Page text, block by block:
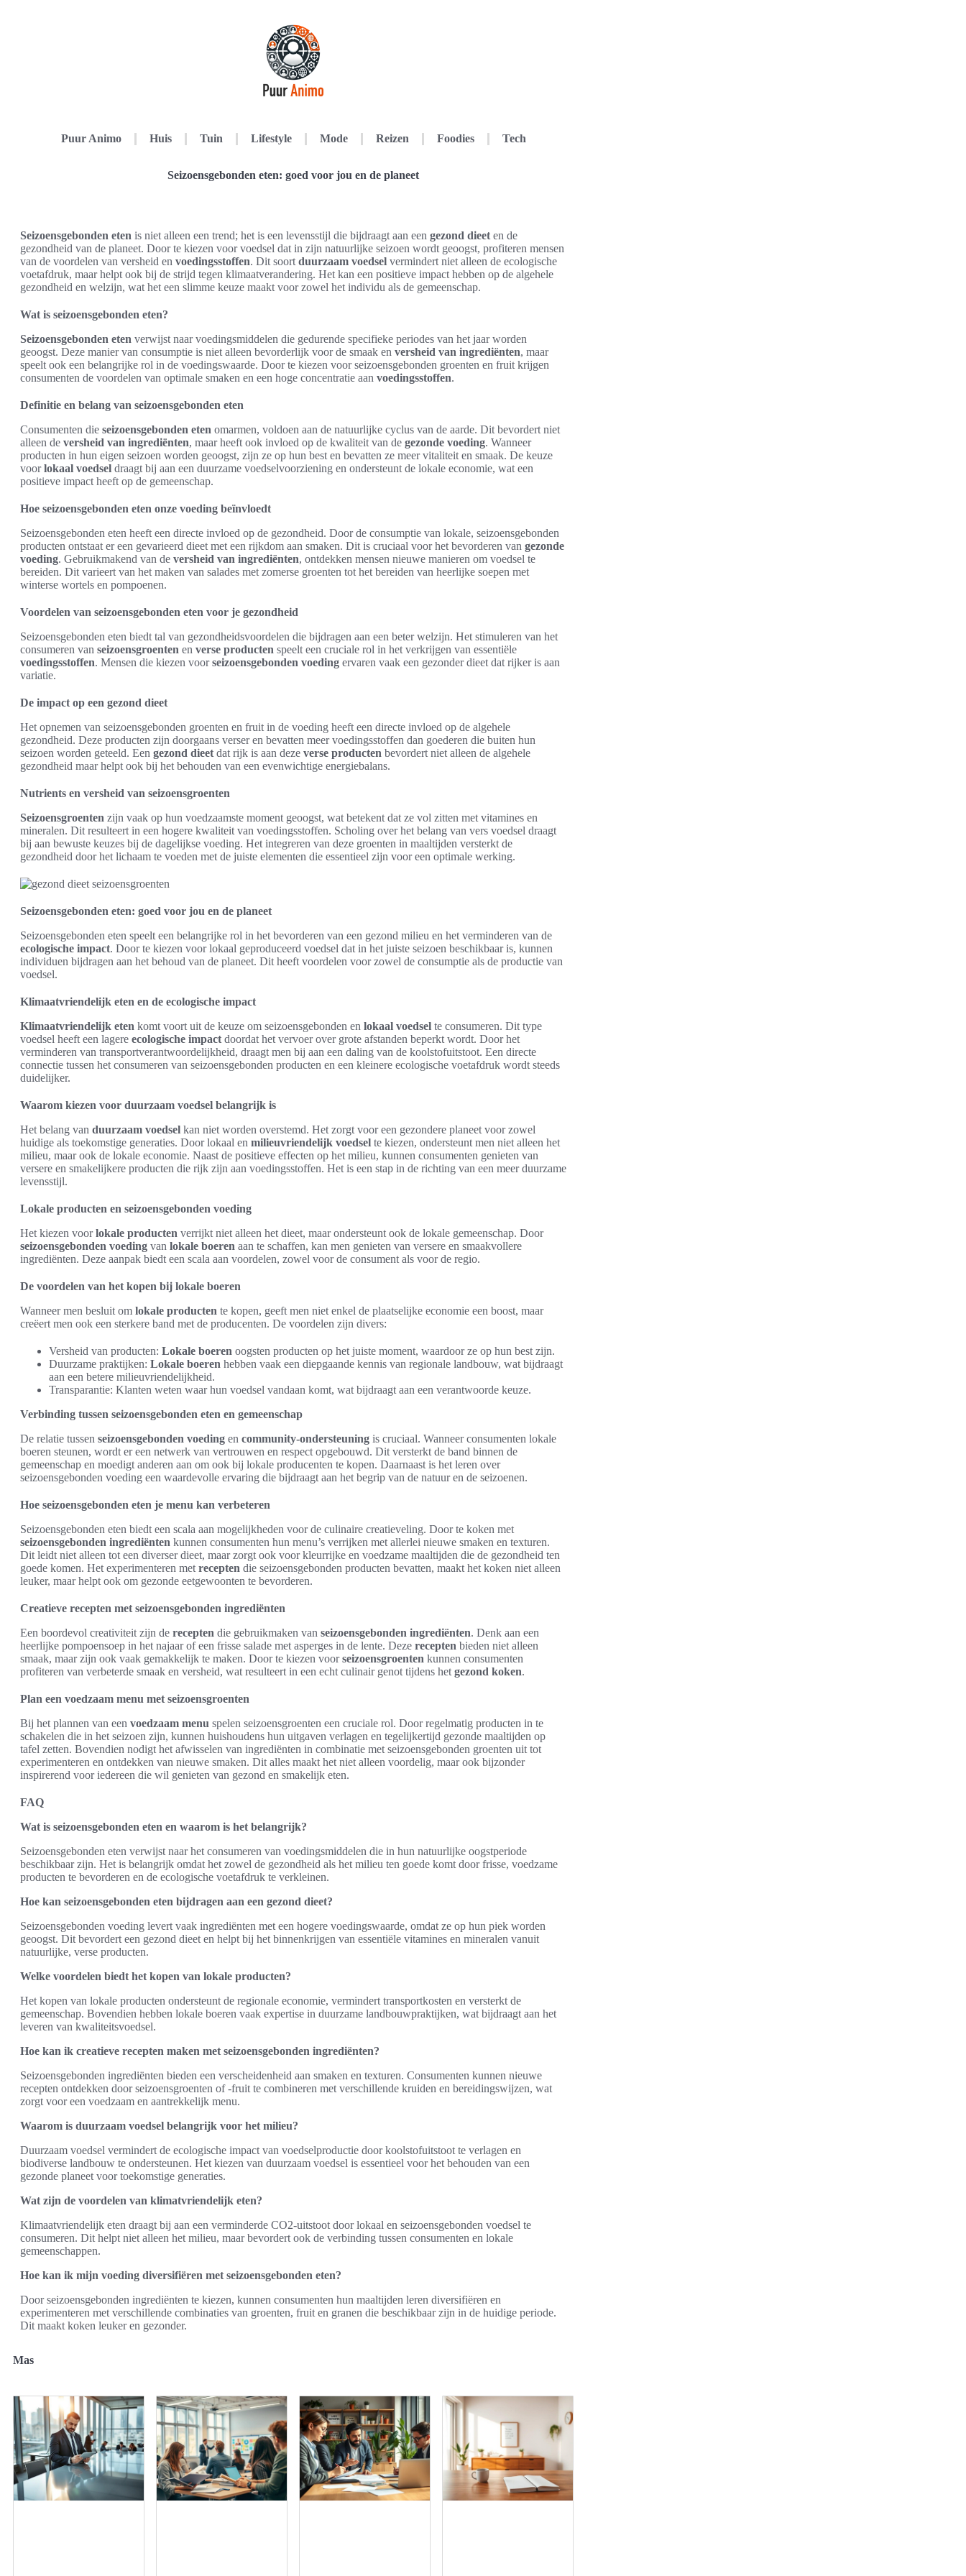
Puur Animo Huis Tuin Lifestyle Mode Reizen Foodies Tech
Seizoensgebonden eten: goed voor jou en de planeet
Seizoensgebonden eten is niet alleen een trend; het is een levensstijl die bijdraagt aan een gezond dieet en de
gezondheid van de planeet. Door te kiezen voor voedsel dat in zijn natuurlijke seizoen wordt geoogst, profiteren mensen
van de voordelen van versheid en voedingsstoffen. Dit soort duurzaam voedsel vermindert niet alleen de ecologische
voetafdruk, maar helpt ook bij de strijd tegen klimaatverandering. Het kan een positieve impact hebben op de algehele
gezondheid en welzijn, wat het een slimme keuze maakt voor zowel het individu als de gemeenschap.
Wat is seizoensgebonden eten?
Seizoensgebonden eten verwijst naar voedingsmiddelen die gedurende specifieke periodes van het jaar worden
geoogst. Deze manier van consumptie is niet alleen bevorderlijk voor de smaak en versheid van ingrediënten, maar
speelt ook een belangrijke rol in de voedingswaarde. Door te kiezen voor seizoensgebonden groenten en fruit krijgen
consumenten de voordelen van optimale smaken en een hoge concentratie aan voedingsstoffen.
Definitie en belang van seizoensgebonden eten
Consumenten die seizoensgebonden eten omarmen, voldoen aan de natuurlijke cyclus van de aarde. Dit bevordert niet
alleen de versheid van ingrediënten, maar heeft ook invloed op de kwaliteit van de gezonde voeding. Wanneer
producten in hun eigen seizoen worden geoogst, zijn ze op hun best en bevatten ze meer vitaliteit en smaak. De keuze
voorlokaal voedsel draagt bij aan een duurzame voedselvoorziening en ondersteunt de lokale economie, wat een
positieve impact heeft op de gemeenschap.
Hoe seizoensgebonden eten onze voeding beïnvloedt
Seizoensgebonden eten heeft een directe invloed op de gezondheid. Door de consumptie van lokale, seizoensgebonden
producten ontstaat er een gevarieerd dieet met een rijkdom aan smaken. Dit is cruciaal voor het bevorderen van gezonde
voeding. Gebruikmakend van de versheid van ingrediënten, ontdekken mensen nieuwe manieren om voedsel te
bereiden. Dit varieert van het maken van salades met zomerse groenten tot het bereiden van heerlijke soepen met
winterse wortels en pompoenen.
Voordelen van seizoensgebonden eten voor je gezondheid
Seizoensgebonden eten biedt tal van gezondheidsvoordelen die bijdragen aan een beter welzijn. Het stimuleren van het
consumeren van seizoensgroenten en verse producten speelt een cruciale rol in het verkrijgen van essentiële
voedingsstoffen. Mensen die kiezen voorseizoensgebonden voeding ervaren vaak een gezonder dieet dat rijker is aan
variatie.
De impact op een gezond dieet
Het opnemen van seizoensgebonden groenten en fruit in de voeding heeft een directe invloed op de algehele
gezondheid. Deze producten zijn doorgaans verser en bevatten meer voedingsstoffen dan goederen die buiten hun
seizoen worden geteeld. Een gezond dieet dat rijk is aan deze verse producten bevordert niet alleen de algehele
gezondheid maar helpt ook bij het behouden van een evenwichtige energiebalans.
Nutrients en versheid van seizoensgroenten
Seizoensgroenten zijn vaak op hun voedzaamste moment geoogst, wat betekent dat ze vol zitten met vitamines en
mineralen. Dit resulteert in een hogere kwaliteit van voedingsstoffen. Scholing over het belang van vers voedsel draagt
bij aan bewuste keuzes bij de dagelijkse voeding. Het integreren van deze groenten in maaltijden versterkt de
gezondheid door het lichaam te voeden met de juiste elementen die essentieel zijn voor een optimale werking.
Seizoensgebonden eten: goed voor jou en de planeet
Seizoensgebonden eten speelt een belangrijke rol in het bevorderen van een gezond milieu en het verminderen van de
ecologische impact. Door te kiezen voor lokaal geproduceerd voedsel dat in het juiste seizoen beschikbaar is, kunnen
individuen bijdragen aan het behoud van de planeet. Dit heeft voordelen voor zowel de consumptie als de productie van
voedsel.
Klimaatvriendelijk eten en de ecologische impact
Klimaatvriendelijk eten komt voort uit de keuze om seizoensgebonden en lokaal voedsel te consumeren. Dit type
voedsel heeft een lagere ecologische impact doordat het vervoer over grote afstanden beperkt wordt. Door het
verminderen van transportverantwoordelijkheid, draagt men bij aan een daling van de koolstofuitstoot. Een directe
connectie tussen het consumeren van seizoensgebonden producten en een kleinere ecologische voetafdruk wordt steeds
duidelijker.
Waarom kiezen voor duurzaam voedsel belangrijk is
Het belang van duurzaam voedsel kan niet worden overstemd. Het zorgt voor een gezondere planeet voor zowel
huidige als toekomstige generaties. Door lokaal en milieuvriendelijk voedsel te kiezen, ondersteunt men niet alleen het
milieu, maar ook de lokale economie. Naast de positieve effecten op het milieu, kunnen consumenten genieten van
versere en smakelijkere producten die rijk zijn aan voedingsstoffen. Het is een stap in de richting van een meer duurzame
levensstijl.
Lokale producten en seizoensgebonden voeding
Het kiezen voorlokale producten verrijkt niet alleen het dieet, maar ondersteunt ook de lokale gemeenschap. Door
seizoensgebonden voeding van lokale boeren aan te schaffen, kan men genieten van versere en smaakvollere
ingrediënten. Deze aanpak biedt een scala aan voordelen, zowel voor de consument als voor de regio.
De voordelen van het kopen bij lokale boeren
Wanneer men besluit om lokale producten te kopen, geeft men niet enkel de plaatselijke economie een boost, maar
creëert men ook een sterkere band met de producenten. De voordelen zijn divers:
Versheid van producten: Lokale boeren oogsten producten op het juiste moment, waardoor ze op hun best zijn.
Duurzame praktijken: Lokale boeren hebben vaak een diepgaande kennis van regionale landbouw, wat bijdraagt
aan een betere milieuvriendelijkheid.
Transparantie: Klanten weten waar hun voedsel vandaan komt, wat bijdraagt aan een verantwoorde keuze.
Verbinding tussen seizoensgebonden eten en gemeenschap
De relatie tussen seizoensgebonden voeding en community-ondersteuning is cruciaal. Wanneer consumenten lokale
boeren steunen, wordt er een netwerk van vertrouwen en respect opgebouwd. Dit versterkt de band binnen de
gemeenschap en moedigt anderen aan om ook bij lokale producenten te kopen. Daarnaast is het leren over
seizoensgebonden voeding een waardevolle ervaring die bijdraagt aan het begrip van de natuur en de seizoenen.
Hoe seizoensgebonden eten je menu kan verbeteren
Seizoensgebonden eten biedt een scala aan mogelijkheden voor de culinaire creatieveling. Door te koken met
seizoensgebonden ingrediënten kunnen consumenten hun menu’s verrijken met allerlei nieuwe smaken en texturen.
Dit leidt niet alleen tot een diverser dieet, maar zorgt ook voor kleurrijke en voedzame maaltijden die de gezondheid ten
goede komen. Het experimenteren met recepten die seizoensgebonden producten bevatten, maakt het koken niet alleen
leuker, maar helpt ook om gezonde eetgewoonten te bevorderen.
Creatieve recepten met seizoensgebonden ingrediënten
Een boordevol creativiteit zijn de recepten die gebruikmaken van seizoensgebonden ingrediënten. Denk aan een
heerlijke pompoensoep in het najaar of een frisse salade met asperges in de lente. Deze recepten bieden niet alleen
smaak, maar zijn ook vaak gemakkelijk te maken. Door te kiezen voorseizoensgroenten kunnen consumenten
profiteren van verbeterde smaak en versheid, wat resulteert in een echt culinair genot tijdens het gezond koken.
Plan een voedzaam menu met seizoensgroenten
Bij het plannen van een voedzaam menu spelen seizoensgroenten een cruciale rol. Door regelmatig producten in te
schakelen die in het seizoen zijn, kunnen huishoudens hun uitgaven verlagen en tegelijkertijd gezonde maaltijden op
tafel zetten. Bovendien nodigt het afwisselen van ingrediënten in combinatie met seizoensgebonden groenten uit tot
experimenteren en ontdekken van nieuwe smaken. Dit alles maakt het niet alleen voordelig, maar ook bijzonder
inspirerend voor iedereen die wil genieten van gezond en smakelijk eten.
FAQ
Wat is seizoensgebonden eten en waarom is het belangrijk?
Seizoensgebonden eten verwijst naar het consumeren van voedingsmiddelen die in hun natuurlijke oogstperiode
beschikbaar zijn. Het is belangrijk omdat het zowel de gezondheid als het milieu ten goede komt door frisse, voedzame
producten te bevorderen en de ecologische voetafdruk te verkleinen.
Hoe kan seizoensgebonden eten bijdragen aan een gezond dieet?
Seizoensgebonden voeding levert vaak ingrediënten met een hogere voedingswaarde, omdat ze op hun piek worden
geoogst. Dit bevordert een gezond dieet en helpt bij het binnenkrijgen van essentiële vitamines en mineralen vanuit
natuurlijke, verse producten.
Welke voordelen biedt het kopen van lokale producten?
Het kopen van lokale producten ondersteunt de regionale economie, vermindert transportkosten en versterkt de
gemeenschap. Bovendien hebben lokale boeren vaak expertise in duurzame landbouwpraktijken, wat bijdraagt aan het
leveren van kwaliteitsvoedsel.
Hoe kan ik creatieve recepten maken met seizoensgebonden ingrediënten?
Seizoensgebonden ingrediënten bieden een verscheidenheid aan smaken en texturen. Consumenten kunnen nieuwe
recepten ontdekken door seizoensgroenten of -fruit te combineren met verschillende kruiden en bereidingswijzen, wat
zorgt voor een voedzaam en aantrekkelijk menu.
Waarom is duurzaam voedsel belangrijk voor het milieu?
Duurzaam voedsel vermindert de ecologische impact van voedselproductie door koolstofuitstoot te verlagen en
biodiverse landbouw te ondersteunen. Het kiezen van duurzaam voedsel is essentieel voor het behouden van een
gezonde planeet voor toekomstige generaties.
Wat zijn de voordelen van klimatvriendelijk eten?
Klimaatvriendelijk eten draagt bij aan een verminderde CO2-uitstoot door lokaal en seizoensgebonden voedsel te
consumeren. Dit helpt niet alleen het milieu, maar bevordert ook de verbinding tussen consumenten en lokale
gemeenschappen.
Hoe kan ik mijn voeding diversifiëren met seizoensgebonden eten?
Door seizoensgebonden ingrediënten te kiezen, kunnen consumenten hun maaltijden leren diversifiëren en
experimenteren met verschillende combinaties van groenten, fruit en granen die beschikbaar zijn in de huidige periode.
Dit maakt koken leuker en gezonder.
Mas